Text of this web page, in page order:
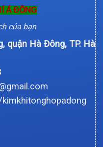
Á ĐÔNG
của bạn
quận Hà Đông, TP. Hà